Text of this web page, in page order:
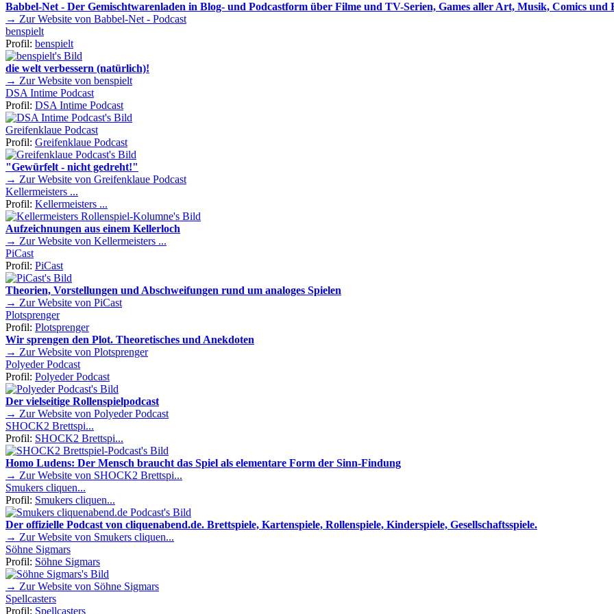
Babbel-Net - Der Gemischtwarenladen in Blog- und Podcastform über Filme und TV-Serien, Games aller Art, Musik, Comics und
→ Zur Website von Babbel-Net - Podcast
benspielt
Profil: benspielt
die welt verbessern (natürlich)!
→ Zur Website von benspielt
DSA Intime Podcast
Profil: DSA Intime Podcast
Greifenklaue Podcast
Profil: Greifenklaue Podcast
"Gewürfelt - nicht gedreht!"
→ Zur Website von Greifenklaue Podcast
Kellermeisters ...
Profil: Kellermeisters ...
Aufzeichnungen aus einem Kellerloch
→ Zur Website von Kellermeisters ...
PiCast
Profil: PiCast
Theorien, Vorstellungen und Abschweifungen rund um analoges Spielen
→ Zur Website von PiCast
Plotsprenger
Profil: Plotsprenger
Wir sprengen den Plot. Theoretisches und Anekdoten
→ Zur Website von Plotsprenger
Polyeder Podcast
Profil: Polyeder Podcast
Der vielseitige Rollenspielpodcast
→ Zur Website von Polyeder Podcast
SHOCK2 Brettspi...
Profil: SHOCK2 Brettspi...
Homo Ludens: Der Mensch braucht das Spiel als elementare Form der Sinn-Findung
→ Zur Website von SHOCK2 Brettspi...
Smukers cliquen...
Profil: Smukers cliquen...
Der offizielle Podcast von cliquenabend.de. Brettspiele, Kartenspiele, Rollenspiele, Kinderspiele, Gesellschaftsspiele.
→ Zur Website von Smukers cliquen...
Söhne Sigmars
Profil: Söhne Sigmars
→ Zur Website von Söhne Sigmars
Spellcasters
Profil: Spellcasters